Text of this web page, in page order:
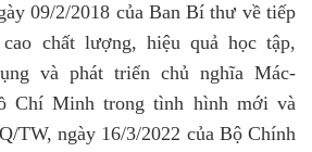
09/2/2018 của Ban Bí thư về tiếp
chất lượng, hiệu quả học tập,
và phát triển chủ nghĩa Mác-
Chí Minh trong tình hình mới và
TW, ngày 16/3/2022 của Bộ Chính